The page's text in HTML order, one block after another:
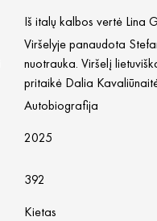
Iš italų kalbos vertė Lina
Viršelyje panaudota
nuotrauka. Viršelį
pritaikė Dalia
Autobiografija
2025
392
Kietas